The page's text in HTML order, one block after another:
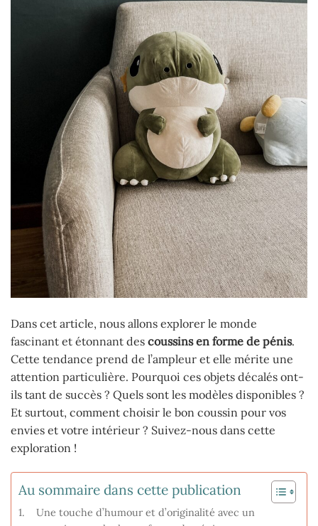
Dans cet article, nous allons explorer le monde
fascinant et étonnant des coussins en forme de pénis.
Cette tendance prend de l’ampleur et elle mérite une
attention particulière. Pourquoi ces objets décalés ont-
ils tant de succès ? Quels sont les modèles disponibles ?
Et surtout, comment choisir le bon coussin pour vos
envies et votre intérieur ? Suivez-nous dans cette
exploration !
Au sommaire dans cette publication
Une touche d’humour et d’originalité avec un